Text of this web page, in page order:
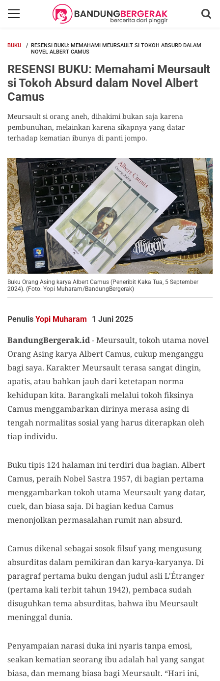
BUKU
RESENSI BUKU: MEMAHAMI MEURSAULT SI TOKOH ABSURD DALAM
NOVEL ALBERT CAMUS
RESENSI BUKU: Memahami Meursault
si Tokoh Absurd dalam Novel Albert
Camus
Meursault si orang aneh, dihakimi bukan saja karena
pembunuhan, melainkan karena sikapnya yang datar
terhadap kematian ibunya di panti jompo.
Buku Orang Asing karya Albert Camus (Peneribit Kaka Tua, 5 September
2024). (Foto: Yopi Muharam/BandungBergerak)
Penulis Yopi Muharam 1 Juni 2025
BandungBergerak.id-Meursault, tokoh utamanovel
Orang AsingkaryaAlbert Camus, cukup menganggu
bagi saya. KarakterMeursaultterasa sangat dingin,
apatis, atau bahkan jauh dari ketetapan norma
kehidupan kita. Barangkalimelaluitokoh fiksinya
Camus menggambarkan dirinya merasa asing di
tengah normalitas sosial yang harus diterapkan oleh
tiap individu.
Buku tipis 124 halaman initerdiri dua bagian. Albert
Camus, peraih Nobel Sastra 1957, di bagian pertama
menggambarkan tokoh utama Meursault yang datar,
cuek, dan biasa saja. Di bagian kedua Camus
menonjolkan permasalahan rumit nan absurd.
Camus dikenal sebagai sosok filsuf yang mengusung
absurditas dalam pemikiran dan karya-karyanya. Di
paragraf pertama buku dengan judul asliL'Étranger
(pertama kali terbittahun 1942), pembaca sudah
disuguhkan tema absurditas, bahwa ibu Meursault
meninggal dunia.
Penyampaiannarasi duka ini nyaris tanpa emosi,
seakan kematian seorang ibu adalah hal yang sangat
biasa, dan memang biasa bagiMeursault. “Hari ini,